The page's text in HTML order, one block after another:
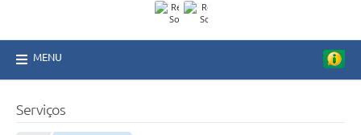
MENU
Serviços